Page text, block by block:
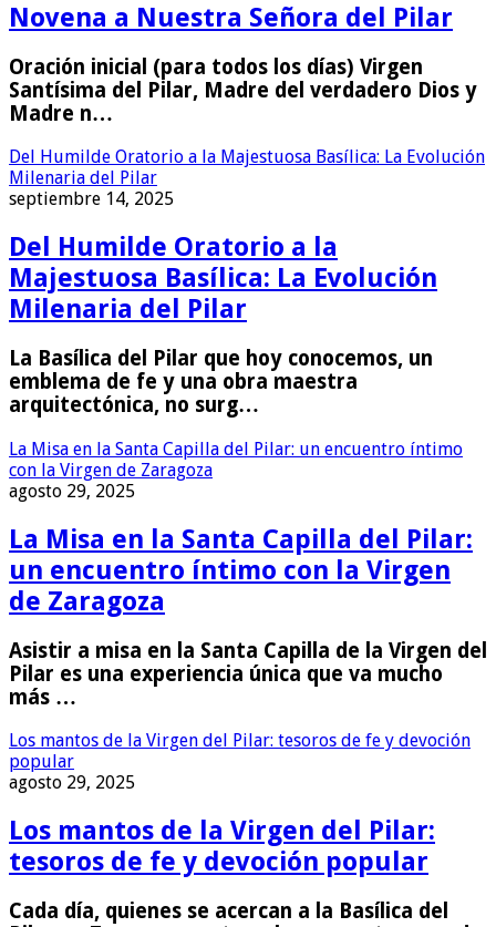
Novena a Nuestra Señora del Pilar
Oración inicial (para todos los días) Virgen
Santísima del Pilar, Madre del verdadero Dios y
Madre n…
Del Humilde Oratorio a la Majestuosa Basílica: La Evolución
Milenaria del Pilar
septiembre 14, 2025
Del Humilde Oratorio a la
Majestuosa Basílica: La Evolución
Milenaria del Pilar
La Basílica del Pilar que hoy conocemos, un
emblema de fe y una obra maestra
arquitectónica, no surg…
La Misa en la Santa Capilla del Pilar: un encuentro íntimo
con la Virgen de Zaragoza
agosto 29, 2025
La Misa en la Santa Capilla del Pilar:
un encuentro íntimo con la Virgen
de Zaragoza
Asistir a misa en la Santa Capilla de la Virgen del
Pilar es una experiencia única que va mucho
más …
Los mantos de la Virgen del Pilar: tesoros de fe y devoción
popular
agosto 29, 2025
Los mantos de la Virgen del Pilar:
tesoros de fe y devoción popular
Cada día, quienes se acercan a la Basílica del